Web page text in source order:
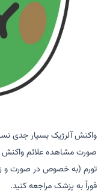
واکنش آلرژیک بسیار جدی
صورت مشاهده علائم
تورم (به خصوص در صورت و
فوراً به پزشک مراجعه کنید.